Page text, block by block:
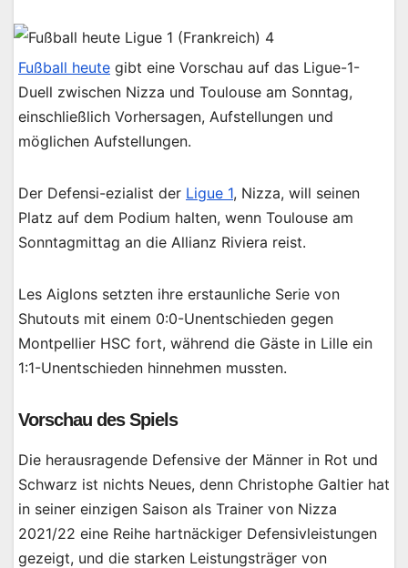
Fußball heute gibt eine Vorschau auf das Ligue-1-
Duell zwischen Nizza und Toulouse am Sonntag,
einschließlich Vorhersagen, Aufstellungen und
möglichen Aufstellungen.
Der Defensi-ezialist der Ligue 1, Nizza, will seinen
Platz auf dem Podium halten, wenn Toulouse am
Sonntagmittag an die Allianz Riviera reist.
Les Aiglons setzten ihre erstaunliche Serie von
Shutouts mit einem 0:0-Unentschieden gegen
Montpellier HSC fort, während die Gäste in Lille ein
1:1-Unentschieden hinnehmen mussten.
Vorschau des Spiels
Die herausragende Defensive der Männer in Rot und
Schwarz ist nichts Neues, denn Christophe Galtier hat
in seiner einzigen Saison als Trainer von Nizza
2021/22 eine Reihe hartnäckiger Defensivleistungen
gezeigt, und die starken Leistungsträger von